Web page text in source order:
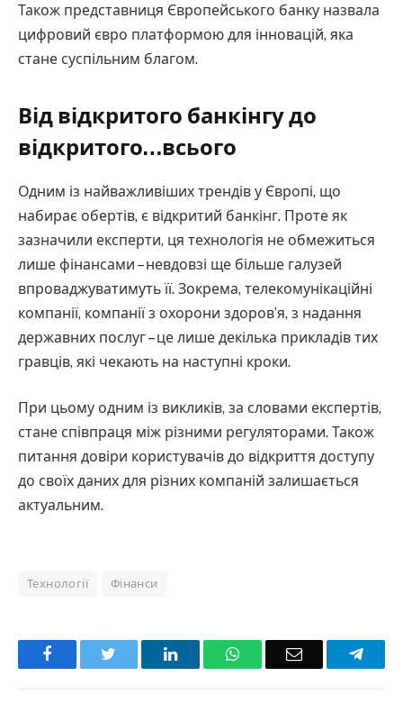
Також представниця Європейського банку назвала
цифровий євро платформою для інновацій, яка
стане суспільним благом.
Від відкритого банкінгу до
відкритого…всього
Одним із найважливіших трендів у Європі, що
набирає обертів, є відкритий банкінг. Проте як
зазначили експерти, ця технологія не обмежиться
лише фінансами – невдовзі ще більше галузей
впроваджуватимуть її. Зокрема, телекомунікаційні
компанії, компанії з охорони здоров’я, з надання
державних послуг – це лише декілька прикладів тих
гравців, які чекають на наступні кроки.
При цьому одним із викликів, за словами експертів,
стане співпраця між різними регуляторами. Також
питання довіри користувачів до відкриття доступу
до своїх даних для різних компаній залишається
актуальним.
Технології Фінанси
Facebook LinkedInWhatsAppEmail